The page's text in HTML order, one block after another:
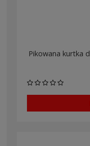
Pikowana kurtka